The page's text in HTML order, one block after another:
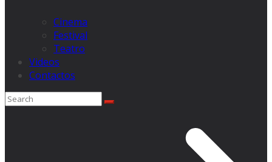
Cinema
Festival
Teatro
Videos
Contactos